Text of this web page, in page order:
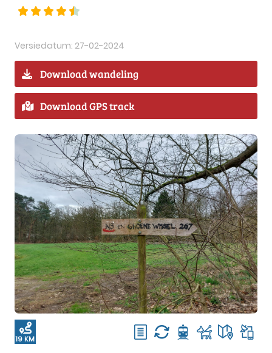
Versiedatum: 27-02-2024
Download wandeling
Download GPS track
19 KM